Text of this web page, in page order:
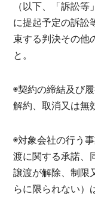
（以下、「訴訟
に提起予定の訴訟
束する判決その他
と。
◉契約の締結及び
解約、取消又は無
◉対象会社の行う
渡に関する承諾、
譲渡が解除、制限
らに限られない）